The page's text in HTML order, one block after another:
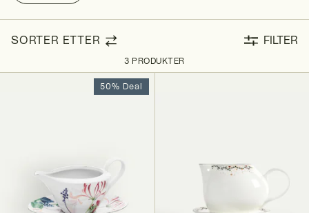
3 PRODUKTER
SORTER ETTER FILTER
50% Deal